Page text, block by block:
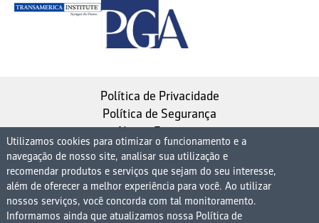
Política de Privacidade
Política de Segurança
Nosso Estatuto
Instituto de Longevidade MAG, uma empresa do
Grupo MAG
| CNPJ 08.474.765/0001-75
Avenida Presidente Juscelino Kubitschek, 1830, 15º
Utilizamos cookies para otimizar o funcionamento e a
navegação de nosso site, analisar sua utilização e
recomendar produtos e serviços que sejam do seu interesse,
além de oferecer a melhor experiência para você. Ao utilizar
nossos serviços, você concorda com tal monitoramento.
Informamos ainda que atualizamos nossa Política de